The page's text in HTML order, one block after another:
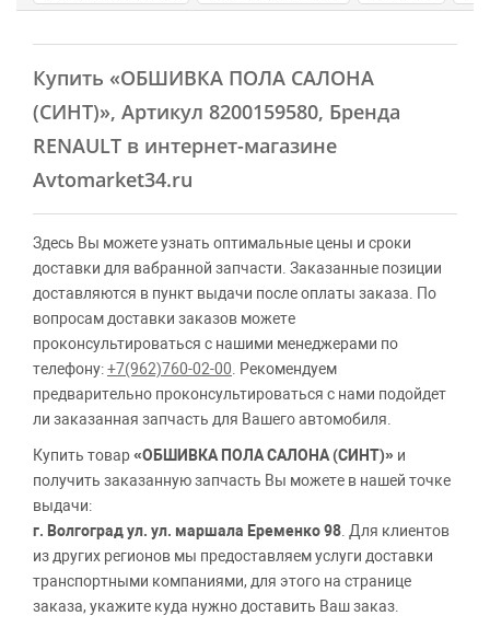
Купить «ОБШИВКА ПОЛА САЛОНА
(СИНТ)», Артикул 8200159580, Бренда
RENAULT в интернет-магазине
Avtomarket34.ru
Здесь Вы можете узнать оптимальные цены и сроки
доставки для вабранной запчасти. Заказанные позиции
доставляются в пункт выдачи после оплаты заказа. По
вопросам доставки заказов можете
проконсультироваться с нашими менеджерами по
телефону:+7(962)760-02-00 . Рекомендуем
предварительно проконсультироваться с нами подойдет
ли заказанная запчасть для Вашего автомобиля.
Купить товар«ОБШИВКА ПОЛА САЛОНА (СИНТ)» и
получить заказанную запчасть Вы можете в нашей точке
выдачи:
г. Волгоград ул. ул. маршала Еременко 98 . Для клиентов
из других регионов мы предоставляем услуги доставки
транспортными компаниями, для этого на странице
заказа, укажите куда нужно доставить Ваш заказ.